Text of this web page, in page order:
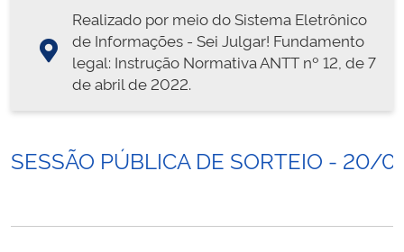
Realizado por meio do Sistema Eletrônico
de Informações - Sei Julgar! Fundamento
legal: Instrução Normativa ANTT nº 12, de 7
de abril de 2022.
SESSÃO PÚBLICA DE SORTEIO - 20/